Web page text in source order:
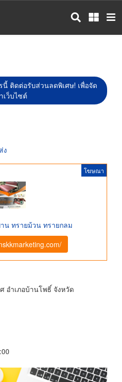
นี้ ติดต่อรับส่วนลดพิเศษ! เพื่อจัด
เว็บไซต์
ง
โฆษณา
น ทรายม้วน ทรายกลม
อำเภอบ้านโพธิ์ จังหวัด